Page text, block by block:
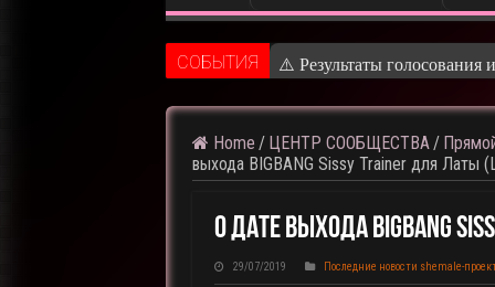
CОБЫТИЯ ⚠️ Кадры из предстоящего
Home / ЦЕНТР СООБЩЕСТВА /
выхода BIGBANG Sissy Trainer для Латы
О Дате Выхода BIGBANG
29/07/2019 Последние новости shemale-